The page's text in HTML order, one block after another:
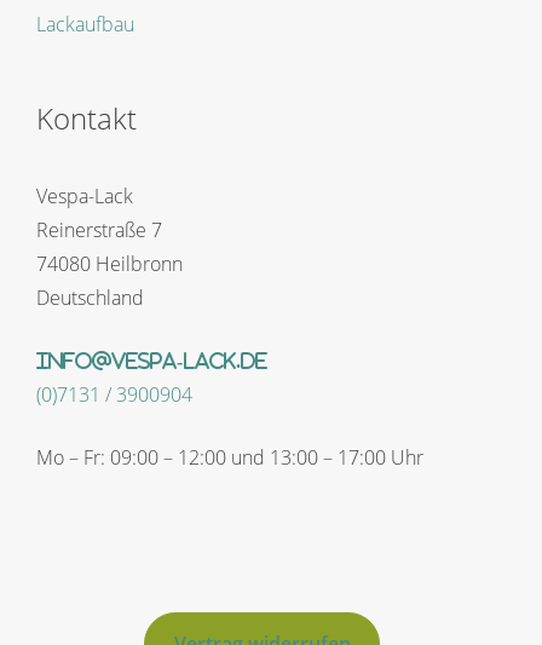
Lackaufbau
Kontakt
Vespa-Lack
Reinerstraße 7
74080 Heilbronn
Deutschland
info@vespa-lack.de
(0)7131 / 3900904
Mo – Fr: 09:00 – 12:00 und 13:00 – 17:00 Uhr